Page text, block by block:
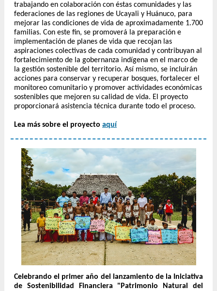
trabajando en colaboración con éstas comunidades y las
federaciones de las regiones de Ucayali y Huánuco, para
mejorar las condiciones de vida de aproximadamente 1.700
familias. Con este fin, se promoverá la preparación e
implementación de planes de vida que recojan las
aspiraciones colectivas de cada comunidad y contribuyan al
fortalecimiento de la gobernanza indígena en el marco de
la gestión sostenible del territorio. Así mismo, se incluirán
acciones para conservar y recuperar bosques, fortalecer el
monitoreo comunitario y promover actividades económicas
sostenibles que mejoren su calidad de vida. El proyecto
proporcionará asistencia técnica durante todo el proceso.
Lea más sobre el proyecto aquí
Celebrando el primer año del lanzamiento de la Iniciativa
de Sostenibilidad Financiera "Patrimonio Natural del